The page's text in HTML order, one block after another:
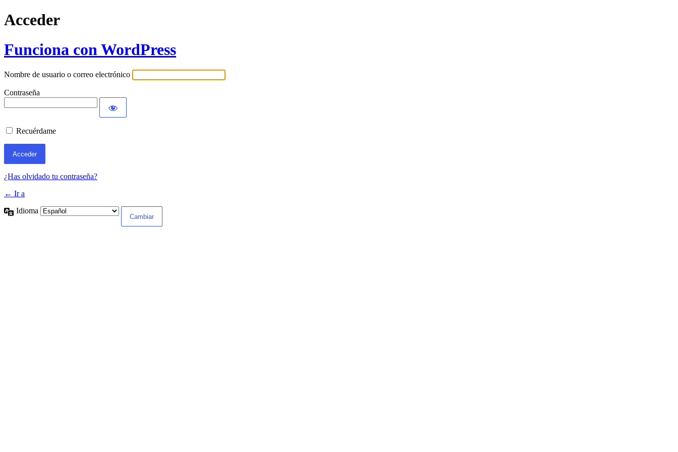
Acceder
Funciona con WordPress
Nombre de usuario o correo electrónico
Contraseña
Recuérdame
¿Has olvidado tu contraseña?
← Ir a
Idioma